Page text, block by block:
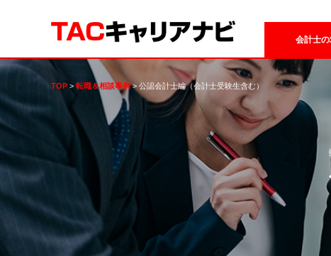
会計士の
TOP 転職＆相談事例 公認会計士編（会計士受験生含む）